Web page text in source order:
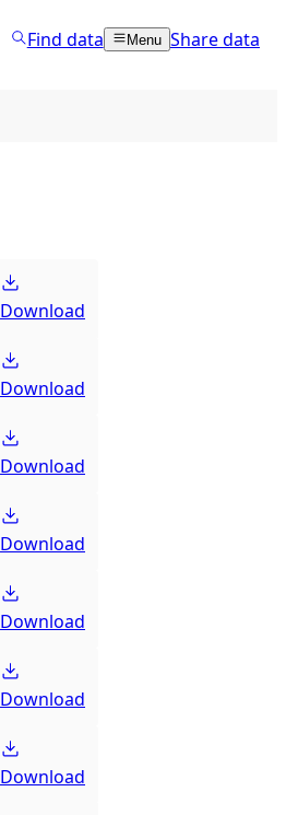
Find data Menu Share data
Download
Download
Download
Download
Download
Download
Download